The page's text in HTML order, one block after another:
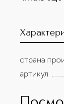
страна
артикул